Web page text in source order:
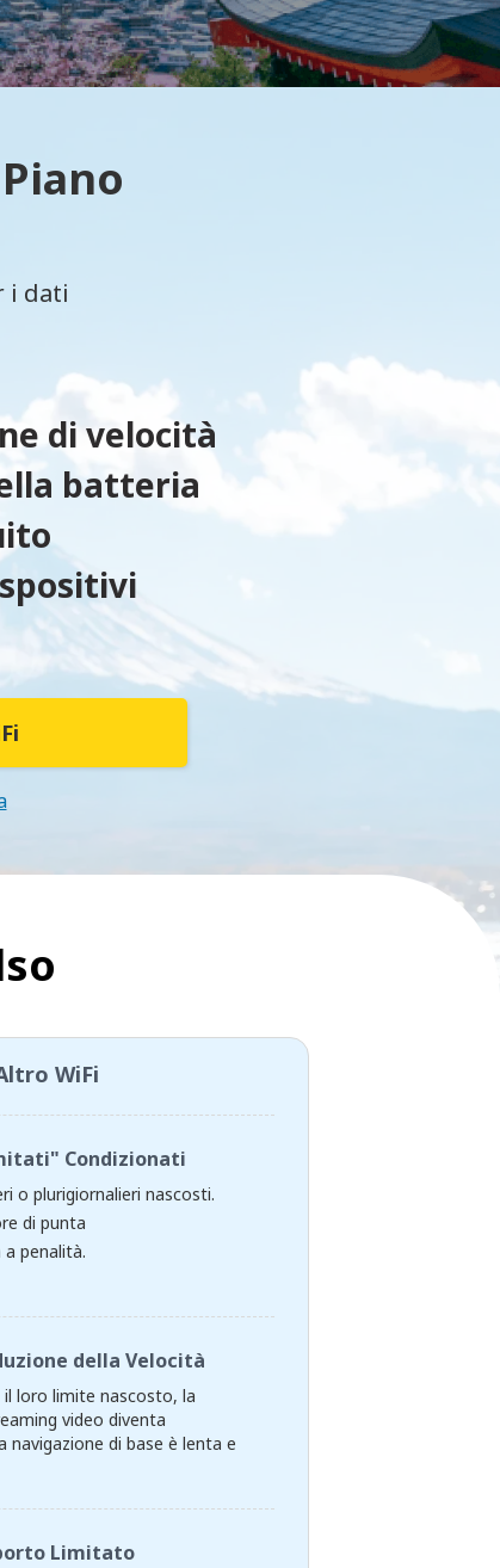
i dati
di velocità
batteria
WiFi
Condizionati
o plurigiornalieri nascosti.
di punta
penalità.
della Velocità
loro limite nascosto, la
video diventa
navigazione di base è lenta e
Limitato